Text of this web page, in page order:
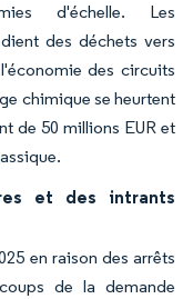
d'échelle. Les
des déchets vers
des circuits
chimique se heurtent
de 50 millions EUR et
et des intrants
en raison des arrêts
de la demande